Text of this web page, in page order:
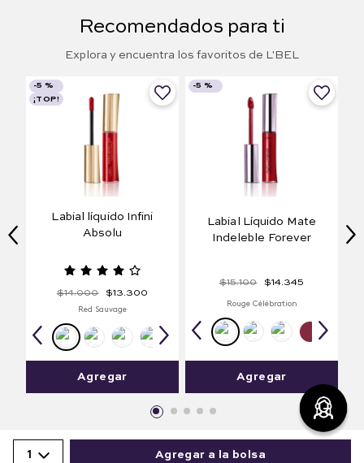
1 Agregar a la bolsa
Recomendados para ti
Explora y encuentra los favoritos de L'BEL
-5 %
¡TOP!
Labial líquido Infini
Absolu
$14.000 $13.300
Red Sauvage
Agregar
-5 %
Labial Líquido Mate
Indeleble Forever
$15.100 $14.345
Rouge Célébration
Agregar